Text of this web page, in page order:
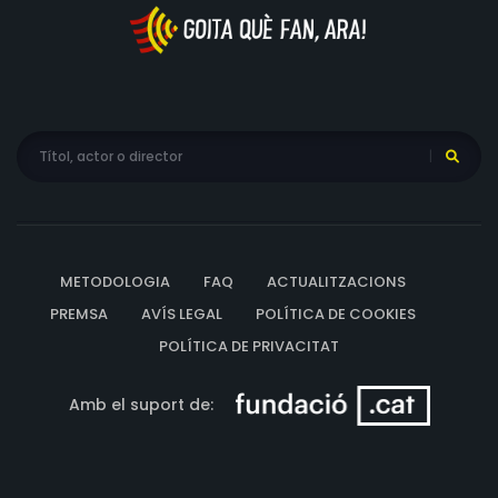
METODOLOGIA FAQ
ACTUALITZACIONS
PREMSA
AVÍS LEGAL
POLÍTICA DE COOKIES
POLÍTICA DE PRIVACITAT
Amb el suport de: